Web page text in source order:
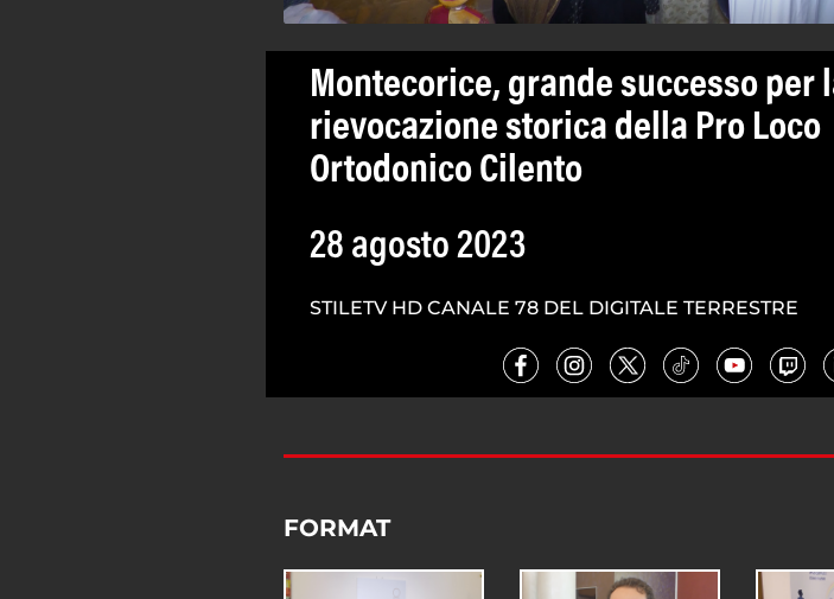
Montecorice, grande successo per
rievocazione storica della Pro Loco
Ortodonico Cilento
28 agosto 2023
STILETV HD CANALE 78 DEL DIGITALE TERRESTRE
FORMAT